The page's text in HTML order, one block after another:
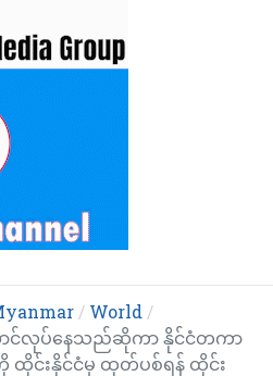
World
ာင်လုပ်နေသည်ဆိုကာ နိုင်ငံတကာ
ထိုင်းနိုင်ငံမှ ထုတ်ပစ်ရန် ထိုင်း